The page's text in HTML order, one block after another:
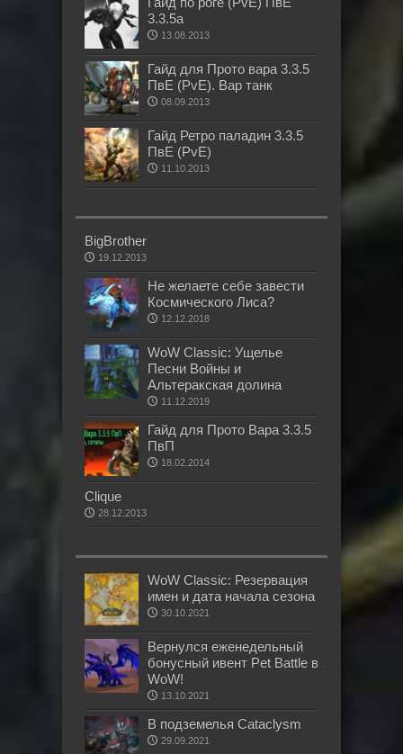
3.3.5а
13.08.2013
Гайд для Прото вара 3.3.5
ПвЕ (PvE). Вар танк
08.09.2013
Гайд Ретро паладин 3.3.5
ПвЕ (PvE)
11.10.2013
BigBrother
19.12.2013
Не желаете себе завести
Космического Лиса?
12.12.2018
WoW Classic: Ущелье
Песни Войны и
Альтеракская долина
11.12.2019
Гайд для Прото Вара 3.3.5
ПвП
18.02.2014
Clique
28.12.2013
WoW Classic: Резервация
имен и дата начала сезона
30.10.2021
Вернулся еженедельный
бонусный ивент Pet Battle в
WoW!
13.10.2021
В подземелья Cataclysm
29.09.2021